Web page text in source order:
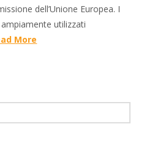
dell’Unione Europea. I
utilizzati
More